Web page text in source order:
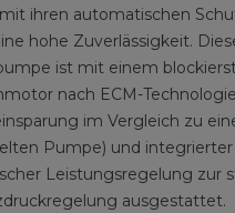
ihren automatischen
hohe Zuverlässigkeit.
ist mit einem
nach ECM-
im Vergleich zu
Pumpe) und integrierter
Leistungsregelung zur
ausgestattet.